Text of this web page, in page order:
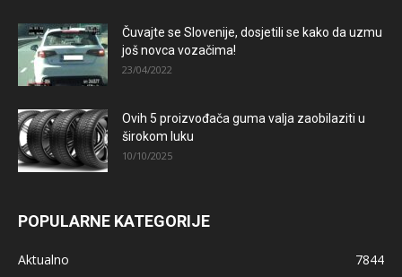
Čuvajte se Slovenije, dosjetili se kako da uzmu
još novca vozačima!
23/04/2022
Ovih 5 proizvođača guma valja zaobilaziti u
širokom luku
10/10/2025
POPULARNE KATEGORIJE
Aktualno
7844